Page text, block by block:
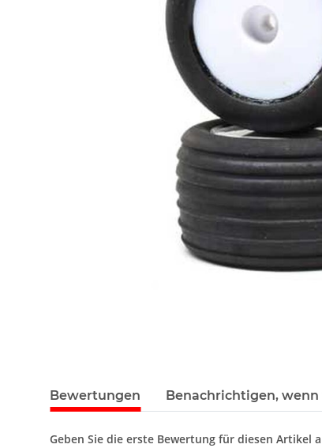
Bewertungen Benachrichtigen,
Geben Sie die erste Bewertung für diesen Artikel